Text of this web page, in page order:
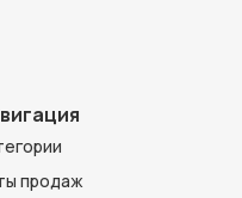
продаж